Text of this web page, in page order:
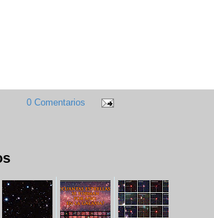
0 Comentarios